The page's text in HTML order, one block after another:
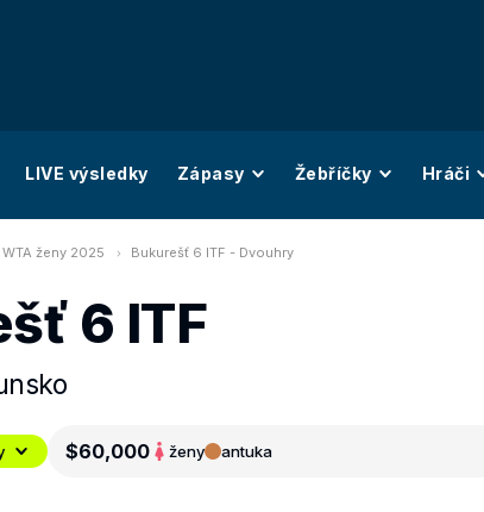
LIVE výsledky Zápasy Žebříčky Hráči
ženy 2025 Bukurešť 6 ITF - Dvouhry
6 ITF
$60,000 ženy antuka